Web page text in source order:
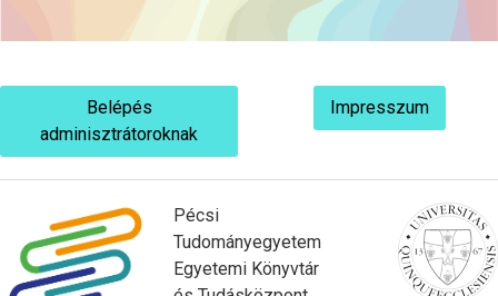
Belépés
adminisztrátoroknak
Impresszum
Pécsi
Tudományegyetem
Egyetemi Könyvtár